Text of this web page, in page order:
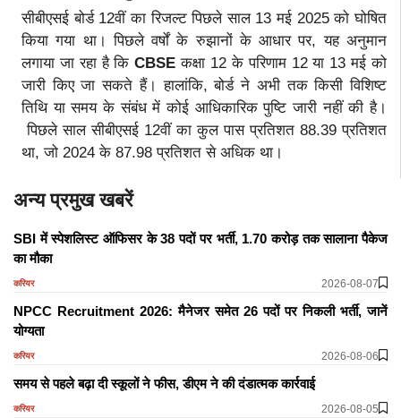
सीबीएसई बोर्ड 12वीं का रिजल्ट पिछले साल 13 मई 2025 को घोषित
किया गया था। पिछले वर्षों के रुझानों के आधार पर, यह अनुमान
लगाया जा रहा है किCBSEकक्षा 12 के परिणाम 12 या 13 मई को
जारी किए जा सकते हैं। हालांकि, बोर्ड ने अभी तक किसी विशिष्ट
तिथि या समय के संबंध में कोई आधिकारिक पुष्टि जारी नहीं की है।
पिछले साल सीबीएसई 12वीं का कुल पास प्रतिशत 88.39 प्रतिशत
था, जो 2024 के 87.98 प्रतिशत से अधिक था।
अन्य प्रमुख खबरें
SBI में स्पेशलिस्ट ऑफिसर के 38 पदों पर भर्ती, 1.70 करोड़ तक सालाना पैकेज
का मौका
करियर 2026-08-07
NPCC Recruitment 2026: मैनेजर समेत 26 पदों पर निकली भर्ती, जानें
योग्यता
करियर 2026-08-06
समय से पहले बढ़ा दी स्कूलों ने फीस, डीएम ने की दंडात्मक कार्रवाई
करियर 2026-08-05